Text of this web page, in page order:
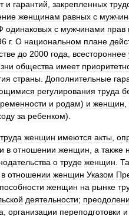
и гарантий закрепленных
женщинам равных с
одинаковых с мужчинами прав
г. О национальном плане
до 2000 года всестороннее
общества имеет
страны Дополнительные
регулирования труда
и родам) и женщин
за ребенком).
труда женщин имеются акты
в отношении женщин а также
о труде женщин
в отношении женщин Указом
женщин на рынке
деятельности;
организации переподготовки и